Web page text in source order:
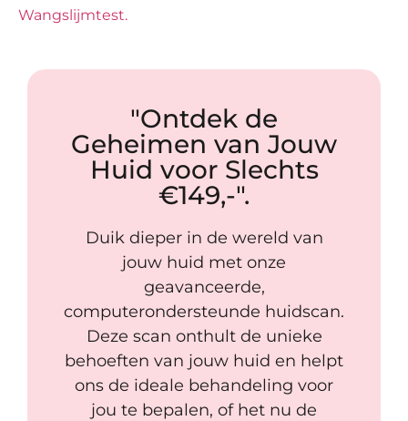
Wangslijmtest.
"Ontdek de
Geheimen van Jouw
Huid voor Slechts
€149,-".
Duik dieper in de wereld van
jouw huid met onze
geavanceerde,
computerondersteunde huidscan.
Deze scan onthult de unieke
behoeften van jouw huid en helpt
ons de ideale behandeling voor
jou te bepalen, of het nu de